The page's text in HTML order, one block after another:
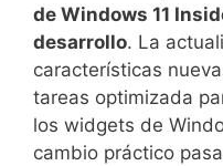
de Windows 11
desarrollo. La
características
tareas optimizada
los widgets de
cambio práctico